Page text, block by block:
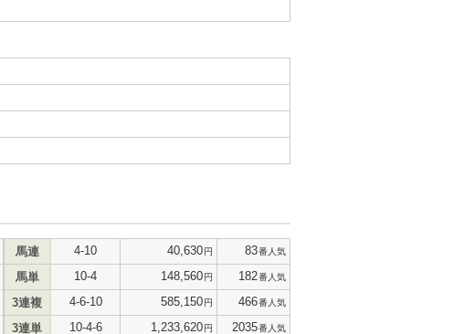
馬連 4-10 40,630円 83番人気
馬単 10-4 148,560円 182番人気
3連複 4-6-10 585,150円 466番人気
3連単 10-4-6 1,233,620円 2035番人気